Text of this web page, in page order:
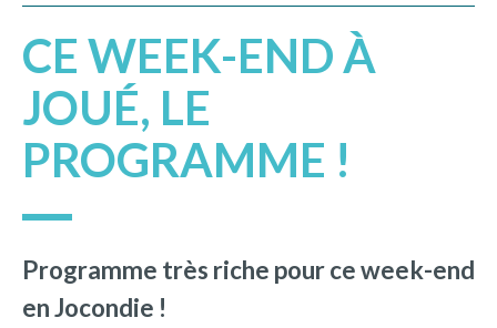
CE WEEK-END À
JOUÉ, LE
PROGRAMME !
Programme très riche pour ce week-end
en Jocondie !